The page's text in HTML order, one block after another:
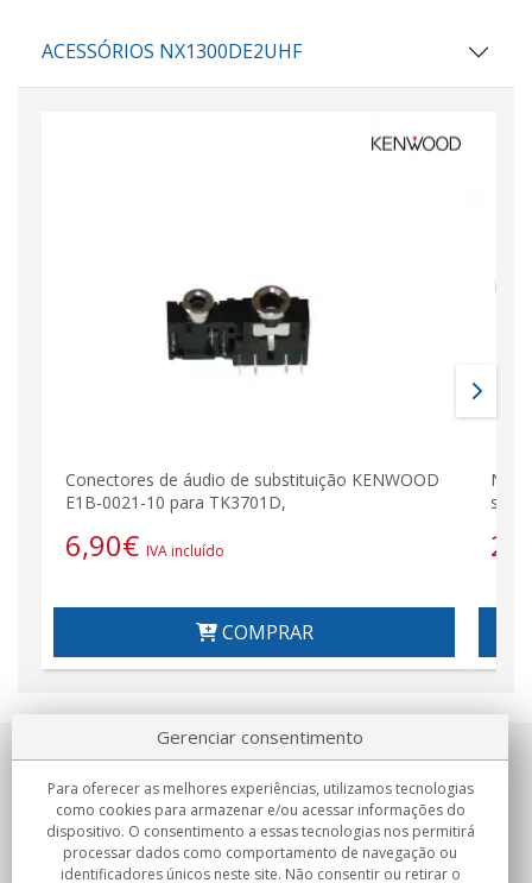
ACESSÓRIOS NX1300DE2UHF
Conectores de áudio de substituição KENWOOD
E1B-0021-10 para TK3701D,
6,90€ IVA incluído
COMPRAR
Sobre nosotros
Compromissos
Compras
Gerenciar consentimento
Para oferecer as melhores experiências, utilizamos tecnologias
como cookies para armazenar e/ou acessar informações do
dispositivo. O consentimento a essas tecnologias nos permitirá
processar dados como comportamento de navegação ou
identificadores únicos neste site. Não consentir ou retirar o